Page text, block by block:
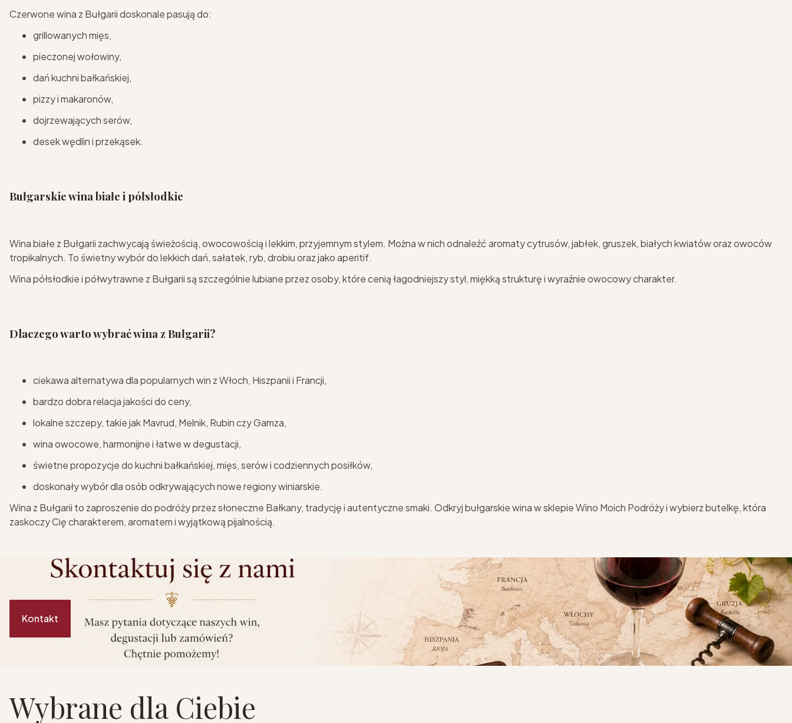
Czerwone wina z Bułgarii doskonale pasują do:
grillowanych mięs,
pieczonej wołowiny,
dań kuchni bałkańskiej,
pizzy i makaronów,
dojrzewających serów,
desek wędlin i przekąsek.
Bułgarskie wina białe i półsłodkie
Wina białe z Bułgarii zachwycają świeżością, owocowością i lekkim, przyjemnym stylem. Można w nich odnaleźć aromaty cytrusów, jabłek, gruszek, białych kwiatów oraz owoców
tropikalnych. To świetny wybór do lekkich dań, sałatek, ryb, drobiu oraz jako aperitif.
Wina półsłodkie i półwytrawne z Bułgarii są szczególnie lubiane przez osoby, które cenią łagodniejszy styl, miękką strukturę i wyraźnie owocowy charakter.
Dlaczego warto wybrać wina z Bułgarii?
ciekawa alternatywa dla popularnych win z Włoch, Hiszpanii i Francji,
bardzo dobra relacja jakości do ceny,
lokalne szczepy, takie jak Mavrud, Melnik, Rubin czy Gamza,
wina owocowe, harmonijne i łatwe w degustacji,
świetne propozycje do kuchni bałkańskiej, mięs, serów i codziennych posiłków,
doskonały wybór dla osób odkrywających nowe regiony winiarskie.
Wina z Bułgarii to zaproszenie do podróży przez słoneczne Bałkany, tradycję i autentyczne smaki. Odkryj bułgarskie wina w sklepie Wino Moich Podróży i wybierz butelkę, która
zaskoczy Cię charakterem, aromatem i wyjątkową pijalnością.
Kontakt
Wybrane dla Ciebie